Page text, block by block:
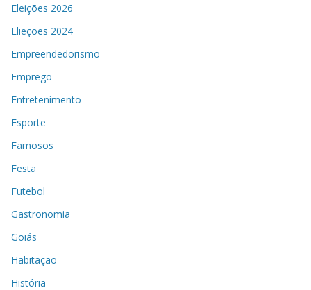
Eleições 2026
Elieções 2024
Empreendedorismo
Emprego
Entretenimento
Esporte
Famosos
Festa
Futebol
Gastronomia
Goiás
Habitação
História